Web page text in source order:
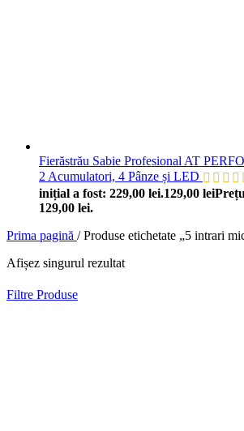
Fierăstrău Sabie Profesional AT
2 Acumulatori, 4 Pânze și LED
inițial a fost: 229,00 lei.129,00 lei
129,00 lei.
Prima pagină / Produse etichetate „5 intrari
Afișez singurul rezultat
Filtre Produse